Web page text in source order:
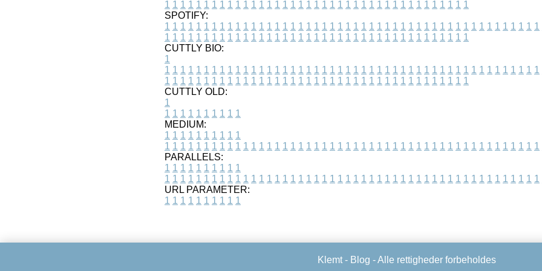
1 1 1 1 1 1 1 1 1 1 1 1 1 1 1 1 1 1 1 1 1 1 1 1 1 1 1 1 1 1 1 1 1 1 1 1 1 1 1
SPOTIFY:
1 1 1 1 1 1 1 1 1 1 1 1 1 1 1 1 1 1 1 1 1 1 1 1 1 1 1 1 1 1 1 1 1 1 1 1 1 1 1 1 1 1 1 1 1 1 1 1
1 1 1 1 1 1 1 1 1 1 1 1 1 1 1 1 1 1 1 1 1 1 1 1 1 1 1 1 1 1 1 1 1 1 1 1 1 1 1
CUTTLY BIO:
1
1 1 1 1 1 1 1 1 1 1 1 1 1 1 1 1 1 1 1 1 1 1 1 1 1 1 1 1 1 1 1 1 1 1 1 1 1 1 1 1 1 1 1 1 1 1 1 1
1 1 1 1 1 1 1 1 1 1 1 1 1 1 1 1 1 1 1 1 1 1 1 1 1 1 1 1 1 1 1 1 1 1 1 1 1 1 1
CUTTLY OLD:
1
1 1 1 1 1 1 1 1 1 1
MEDIUM:
1 1 1 1 1 1 1 1 1 1
1 1 1 1 1 1 1 1 1 1 1 1 1 1 1 1 1 1 1 1 1 1 1 1 1 1 1 1 1 1 1 1 1 1 1 1 1 1 1 1 1 1 1 1 1 1 1 1
PARALLELS:
1 1 1 1 1 1 1 1 1 1
1 1 1 1 1 1 1 1 1 1 1 1 1 1 1 1 1 1 1 1 1 1 1 1 1 1 1 1 1 1 1 1 1 1 1 1 1 1 1 1 1 1 1 1 1 1 1 1
URL PARAMETER:
1 1 1 1 1 1 1 1 1 1
Klemt - Blog - Alle rettigheder forbeholdes